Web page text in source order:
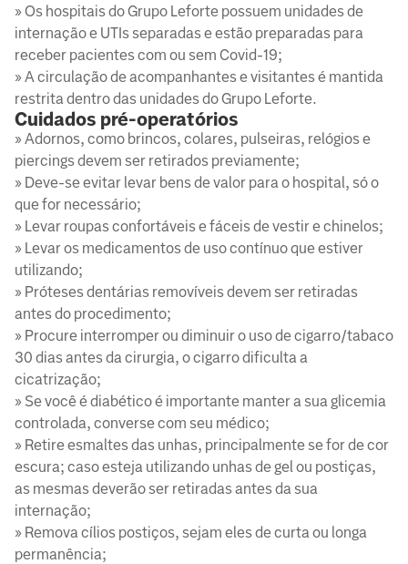
» Os hospitais do Grupo Leforte possuem unidades de
internação e UTIs separadas e estão preparadas para
receber pacientes com ou sem Covid-19;
» A circulação de acompanhantes e visitantes é mantida
restrita dentro das unidades do Grupo Leforte.
Cuidados pré-operatórios
» Adornos, como brincos, colares, pulseiras, relógios e
piercings devem ser retirados previamente;
» Deve-se evitar levar bens de valor para o hospital, só o
que for necessário;
» Levar roupas confortáveis e fáceis de vestir e chinelos;
» Levar os medicamentos de uso contínuo que estiver
utilizando;
» Próteses dentárias removíveis devem ser retiradas
antes do procedimento;
» Procure interromper ou diminuir o uso de cigarro/tabaco
30 dias antes da cirurgia, o cigarro dificulta a
cicatrização;
» Se você é diabético é importante manter a sua glicemia
controlada, converse com seu médico;
» Retire esmaltes das unhas, principalmente se for de cor
escura; caso esteja utilizando unhas de gel ou postiças,
as mesmas deverão ser retiradas antes da sua
internação;
» Remova cílios postiços, sejam eles de curta ou longa
permanência;